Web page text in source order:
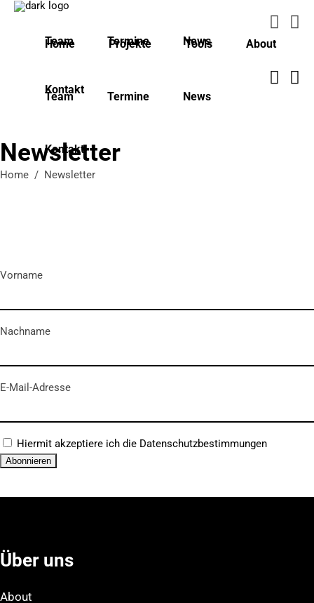
Home Projekte Tools About
Team Termine News
Kontakt
Team Termine News
Kontakt
Newsletter
Home / Newsletter
Vorname
Nachname
E-Mail-Adresse
Hiermit akzeptiere ich die Datenschutzbestimmungen
Über uns
About